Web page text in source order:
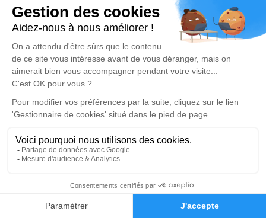
Faire-part Hommages
ou exprimer vos pensées à travers des poèmes ou des textes.
Cet endroit est un lieu d'expression dédié à honorer la
Un service de plantation d’arbre hommage est
disponible ici.
Je rends hommage
Cérémonie
mercredi 09 avril 2025 à 10h00
74600 Vieugy